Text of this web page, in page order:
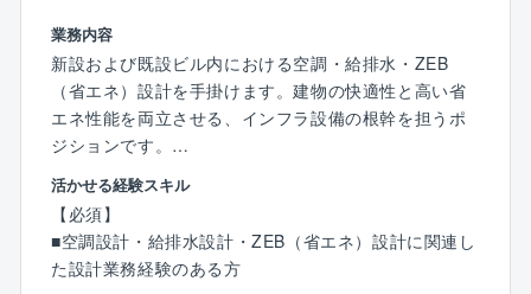
業務内容
新設および既設ビル内における空調・給排水・ZEB
（省エネ）設計を手掛けます。建物の快適性と高い省
エネ性能を両立させる、インフラ設備の根幹を担うポ
ジションです。
具体的には、空調・給排水管の設計（配管図・配置図
の作成、ルート計画など）の設計実務をはじめ、発注
者との仕様協議、社内外の関係各所との調整業務まで
をトータルにリードする役割です。
活かせる経験スキル
【必須】
■空調設計・給排水設計・ZEB（省エネ）設計に関連し
た設計業務経験のある方